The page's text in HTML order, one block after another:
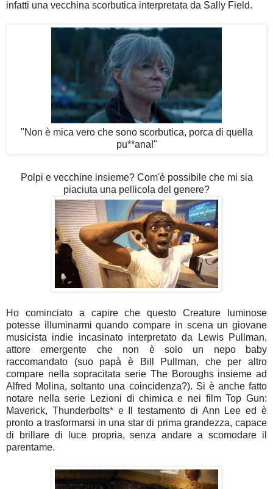
infatti una vecchina scorbutica interpretata da Sally Field.
"Non è mica vero che sono scorbutica, porca di quella
pu**ana!"
Polpi e vecchine insieme? Com'è possibile che mi sia
piaciuta una pellicola del genere?
Ho cominciato a capire che questo Creature luminose
potesse illuminarmi quando compare in scena un giovane
musicista indie incasinato interpretato da Lewis Pullman,
attore emergente che non è solo un nepo baby
raccomandato (suo papà è Bill Pullman, che per altro
compare nella sopracitata serie The Boroughs insieme ad
Alfred Molina, soltanto una coincidenza?). Si è anche fatto
notare nella serie Lezioni di chimica e nei film Top Gun:
Maverick, Thunderbolts* e Il testamento di Ann Lee ed è
pronto a trasformarsi in una star di prima grandezza, capace
di brillare di luce propria, senza andare a scomodare il
parentame.